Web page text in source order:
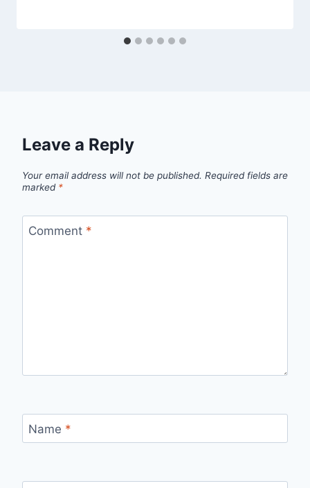
Leave a Reply
Your email address will not be published. Required fields are
marked *
Comment *
Name *